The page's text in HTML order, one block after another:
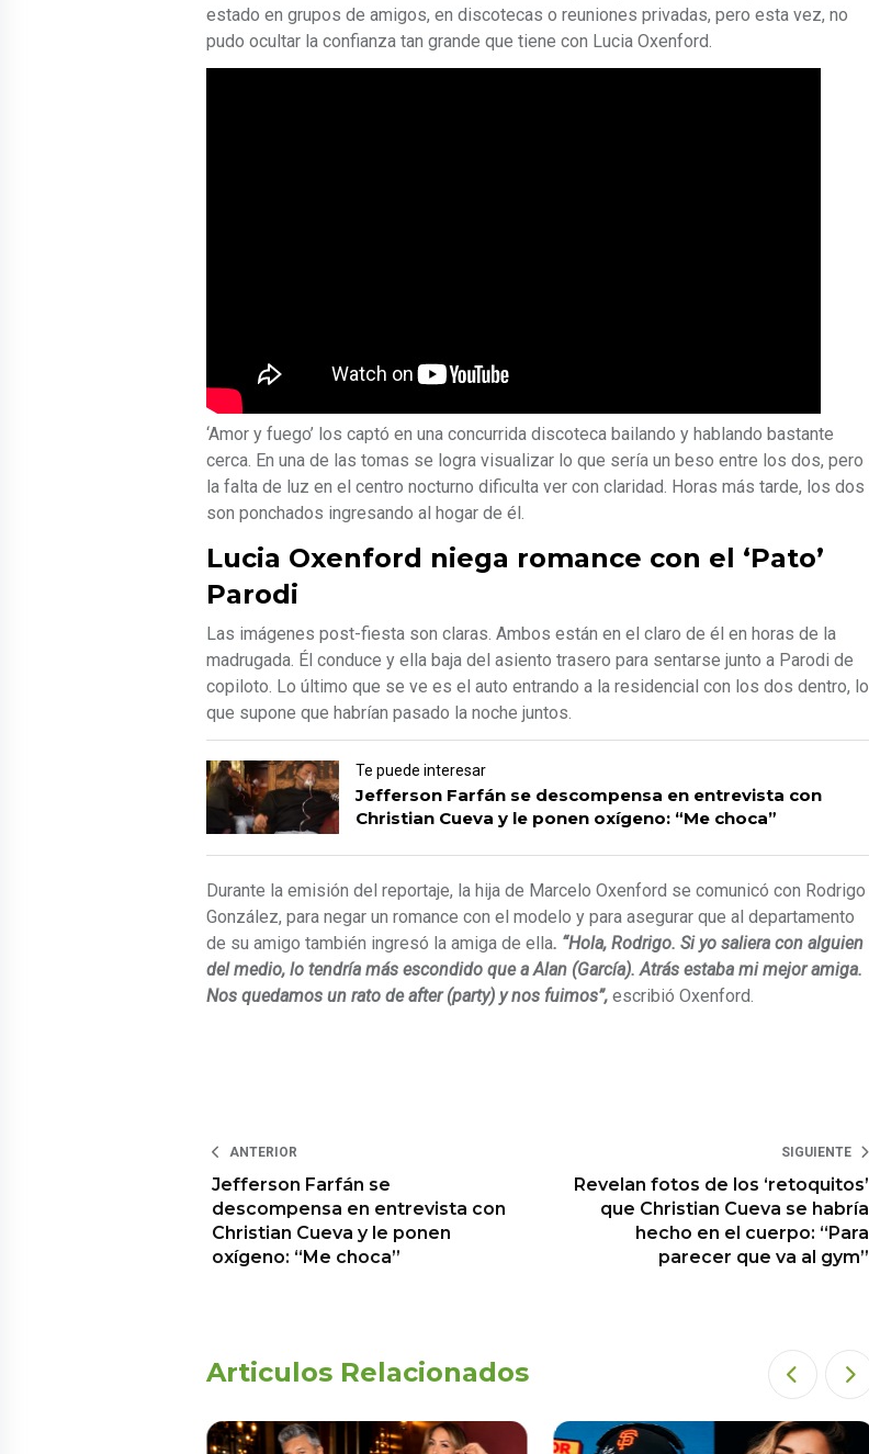
estado en grupos de amigos, en discotecas o reuniones privadas, pero esta vez, no
pudo ocultar la confianza tan grande que tiene con Lucia Oxenford.
‘Amor y fuego’ los captó en una concurrida discoteca bailando y hablando bastante
cerca. En una de las tomas se logra visualizar lo que sería un beso entre los dos, pero
la falta de luz en el centro nocturno dificulta ver con claridad. Horas más tarde, los dos
son ponchados ingresando al hogar de él.
Lucia Oxenford niega romance con el ‘Pato’
Parodi
Las imágenes post-fiesta son claras. Ambos están en el claro de él en horas de la
madrugada. Él conduce y ella baja del asiento trasero para sentarse junto a Parodi de
copiloto. Lo último que se ve es el auto entrando a la residencial con los dos dentro, lo
que supone que habrían pasado la noche juntos.
Te puede interesar
Jefferson Farfán se descompensa en entrevista con
Christian Cueva y le ponen oxígeno: “Me choca”
Durante la emisión del reportaje, la hija de Marcelo Oxenford se comunicó con Rodrigo
González, para negar un romance con el modelo y para asegurar que al departamento
de su amigo también ingresó la amiga de ella. “Hola, Rodrigo. Si yo saliera con alguien
del medio, lo tendría más escondido que a Alan (García). Atrás estaba mi mejor amiga.
Nos quedamos un rato de after (party) y nos fuimos”, escribió Oxenford.
ANTERIOR
Jefferson Farfán se
descompensa en entrevista con
Christian Cueva y le ponen
oxígeno: “Me choca”
SIGUIENTE
Revelan fotos de los ‘retoquitos’
que Christian Cueva se habría
hecho en el cuerpo: “Para
parecer que va al gym”
Articulos Relacionados